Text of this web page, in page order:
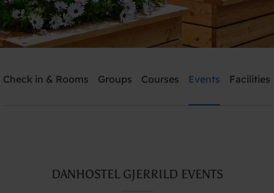
Need help? Ring:+45 4022 4199
Check in & Rooms Groups Courses Events Facilities
DANHOSTEL GJERRILD EVENTS